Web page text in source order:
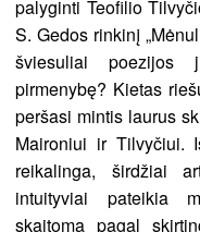
palyginti Teofilio
S. Gedos rinkinį
šviesuliai poezijos
pirmenybę? Kietas
peršasi mintis laurus
Maironiui ir Tilvyčiui.
reikalinga, širdžiai
intuityviai pateikia
skaitoma pagal